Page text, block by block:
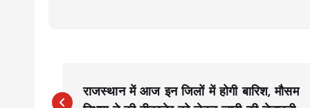
राजस्थान में आज इन जिलों में होगी बारिश, मौसम